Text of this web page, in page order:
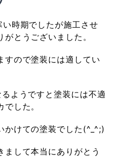
時期でしたが施工させ
とうございました。
すので塗装には適してい
ようですと塗装には不適
した。
かけての塗装でした(^_^;)
して本当にありがとう